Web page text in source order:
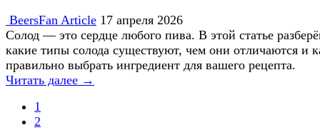
BeersFan Article 17 апреля 2026
Солод — это сердце любого пива. В этой статье
какие типы солода существуют, чем они отличаются и
правильно выбрать ингредиент для вашего рецепта.
Читать далее →
1
2